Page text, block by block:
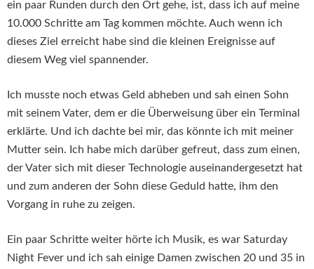
ein paar Runden durch den Ort gehe, ist, dass ich auf meine
10.000 Schritte am Tag kommen möchte. Auch wenn ich
dieses Ziel erreicht habe sind die kleinen Ereignisse auf
diesem Weg viel spannender.
Ich musste noch etwas Geld abheben und sah einen Sohn
mit seinem Vater, dem er die Überweisung über ein Terminal
erklärte. Und ich dachte bei mir, das könnte ich mit meiner
Mutter sein. Ich habe mich darüber gefreut, dass zum einen,
der Vater sich mit dieser Technologie auseinandergesetzt hat
und zum anderen der Sohn diese Geduld hatte, ihm den
Vorgang in ruhe zu zeigen.
Ein paar Schritte weiter hörte ich Musik, es war Saturday
Night Fever und ich sah einige Damen zwischen 20 und 35 in